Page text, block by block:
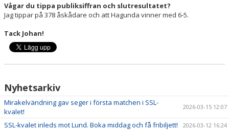
Vågar du tippa publiksiffran och slutresultatet?
Jag tippar på 378 åskådare och att Hagunda vinner med 6-5.
Tack Johan!
Nyhetsarkiv
Mirakelvändning gav seger i första matchen i SSL-
kvalet!
2026-03-15 12:07
SSL-kvalet inleds mot Lund. Boka middag och få fribiljett! 2026-03-12 16:24